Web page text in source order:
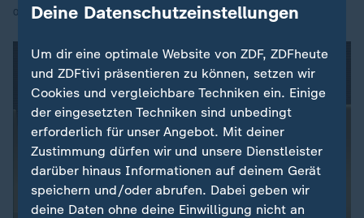
02.07.2026 | 12:00
Deine Datenschutzeinstellungen
Um dir eine optimale Website von ZDF, ZDFheute
und ZDFtivi präsentieren zu können, setzen wir
Cookies und vergleichbare Techniken ein. Einige
der eingesetzten Techniken sind unbedingt
erforderlich für unser Angebot. Mit deiner
Zustimmung dürfen wir und unsere Dienstleister
darüber hinaus Informationen auf deinem Gerät
speichern und/oder abrufen. Dabei geben wir
deine Daten ohne deine Einwilligung nicht an